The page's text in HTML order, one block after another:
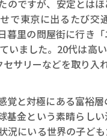
のですが、安定とは
で東京に出るたび交
暮里の問屋街に行き
いました。20代は高
サリーなどを取り入
覚と対極にある富裕
基金という素晴らし
況にいる世界の子ど